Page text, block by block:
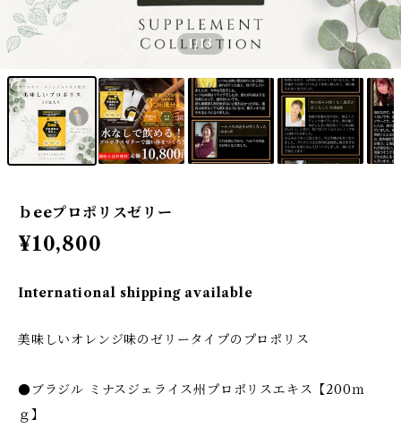
1/13
ｂeeプロポリスゼリー
¥10,800
International shipping available
美味しいオレンジ味のゼリータイプのプロポリス
●ブラジル ミナスジェライス州プロポリスエキス【200ｍ
ｇ】